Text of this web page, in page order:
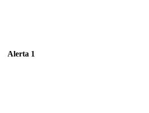
Alerta 1